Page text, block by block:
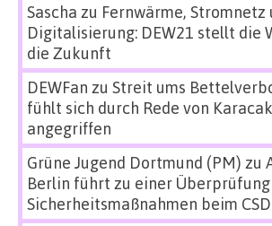
Sascha zu Fernwärme, Stromnetz
Digitalisierung: DEW21 stellt die
die Zukunft
DEWFan zu Streit ums
fühlt sich durch Rede von
angegriffen
Grüne Jugend Dortmund (PM) zu
Berlin führt zu einer
Sicherheitsmaßnahmen beim